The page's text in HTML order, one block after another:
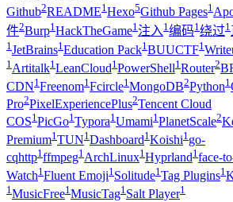
Github2README1 Hexo5Github Pages1
件2Burp1 HackTheGame1 注入 1 编码1 绕过1
1 JetBrains1 Education Pack1 BUUCTF1
1Artitalk1LeanCloud1PowerShell1Router2
CDN1 Freenom1 Fcircle1 MongoDB2Python1
Pro2PixelExperiencePlus2Tencent Cloud
COS1 PicGo1 Typora1 Umami1 PlanetScale2
Premium1 TUN1 Dashboard1 Koishi1 go-
cqhttp1 ffmpeg1 ArchLinux1 Hyprland1 face-
Watch1 Fluent Emoji1 Solitude1 Tag Plugins1
1 MusicFree1 MusicTag1 Salt Player1